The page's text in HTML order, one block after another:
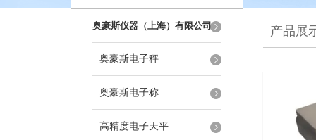
奥豪斯仪器（上海）有限公司
奥豪斯电子秤
奥豪斯电子称
高精度电子天平
产品展